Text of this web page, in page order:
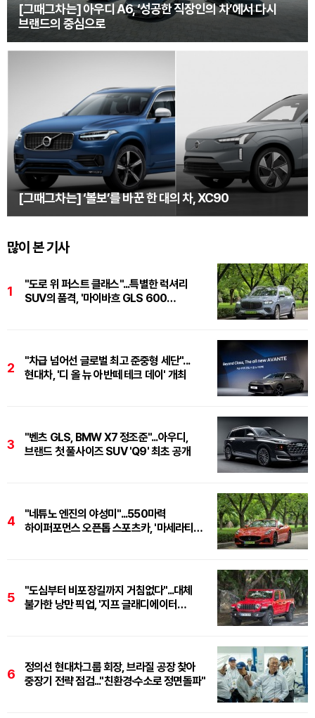
[그때그차는] 아우디 A6, ‘성공한 직장인의 차’에서 다시
브랜드의 중심으로
[그때그차는] ‘볼보’를 바꾼 한 대의 차, XC90
많이 본 기사
1
"도로 위 퍼스트 클래스"...특별한 럭셔리
SUV의 품격, '마이바흐 GLS 600
2
"차급 넘어선 글로벌 최고 준중형 세단"...
현대차, '디 올 뉴 아반떼 테크 데이' 개최
3
"벤츠 GLS, BMW X7 정조준"...아우디,
브랜드 첫 풀사이즈 SUV 'Q9' 최초 공개
4
"네튜노 엔진의 야성미"...550마력
하이퍼포먼스 오픈톱 스포츠카, '마세라티
5
"도심부터 비포장길까지 거침없다"...대체
불가한 낭만 픽업, '지프 글래디에이터
6
정의선 현대차그룹 회장, 브라질 공장 찾아
중장기 전략 점검..."친환경·수소로 정면돌파"